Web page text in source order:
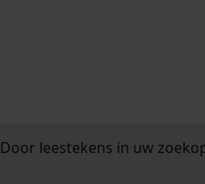
Door leestekens in uw